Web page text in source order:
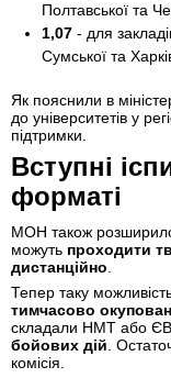
Полтавської та
1,07 - для
Сумської та
Як пояснили в
до університетів у
підтримки.
Вступні
форматі
МОН також розширило
можуть проходити
дистанційно
Тепер таку
тимчасово
складали НМТ або
бойових дій .
комісія.